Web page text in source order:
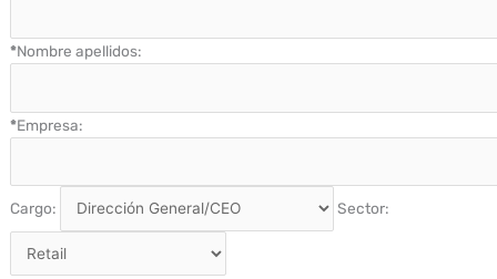
*Nombre apellidos:
*Empresa:
Cargo: Sector: